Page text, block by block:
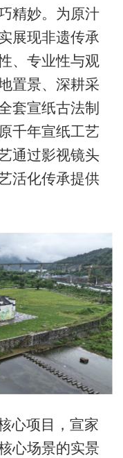
精妙。为原汁
展现非遗传承
、专业性与观
置景、深耕采
套宣纸古法制
千年宣纸工艺
通过影视镜头
活化传承提供
心项目，宣家
心场景的实景